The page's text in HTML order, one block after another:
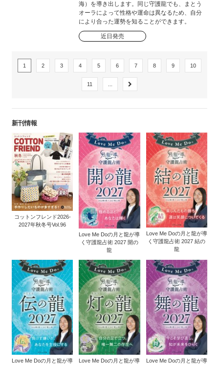
海）を導き出します。同じ守護龍でも、まとう
オーラによって性格や運命は異なるため、自分
により合った運勢を知ることができます。
近日発売
1 2 3 4 5 6 7 8 9 10
11
新刊情報
コットンフレンド2026-
2027年秋冬号Vol.96
Love Me Doの月と龍が導
く守護龍占術 2027 開の
龍
Love Me Doの月と龍が導
く守護龍占術 2027 結の
龍
Love Me Doの月と龍が導
Love Me Doの月と龍が導
Love Me Doの月と龍が導